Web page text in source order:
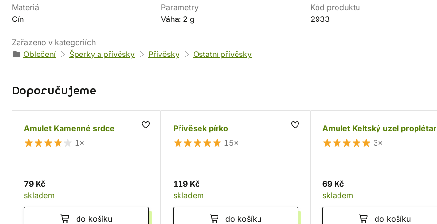
Materiál
Cín
Parametry
Váha: 2 g
Kód produktu
2933
Zařazeno v kategoriích
Oblečení
Šperky a přívěsky Přívěsky Ostatní přívěsky
Doporučujeme
Amulet Kamenné srdce
1×
79 Kč
skladem
do košíku
Přívěsek pírko
15×
119 Kč
skladem
do košíku
Amulet Keltský uzel
3×
69 Kč
skladem
do košíku